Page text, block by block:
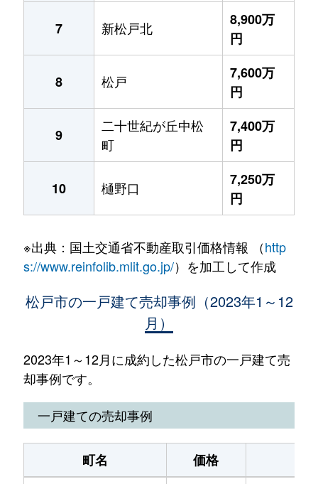
7 新松戸北
8,900万
円
8 松戸
7,600万
円
9
二十世紀が丘中松
町
7,400万
円
10 樋野口
7,250万
円
※出典：国土交通省不動産取引価格情報 （http
s://www.reinfolib.mlit.go.jp/）を加工して作成
松戸市の一戸建て売却事例（2023年1～12
月）
2023年1～12月に成約した松戸市の一戸建て売
却事例です。
一戸建ての売却事例
町名 価格